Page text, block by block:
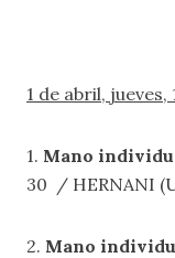
1 de abril,
1. Mano
30 / HERNANI
2. Mano